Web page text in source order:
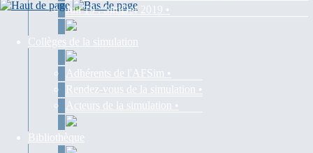
Juil 19 : SimDef 2019 •
Collèges de la simulation
Adhérents de l'AFSim •
Rendez-vous de la simulation •
Acteurs de la simulation •
Bibliothèque